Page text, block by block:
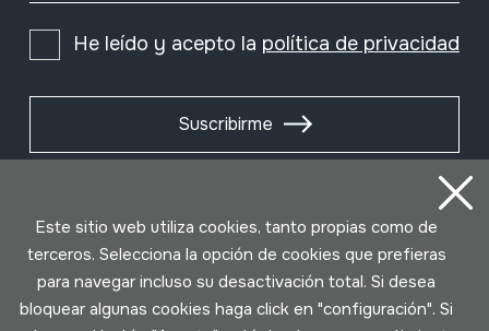
He leído y acepto la política de privacidad
Suscribirme
Este sitio web utiliza cookies, tanto propias como de
terceros. Selecciona la opción de cookies que prefieras
para navegar incluso su desactivación total. Si desea
bloquear algunas cookies haga click en "configuración". Si